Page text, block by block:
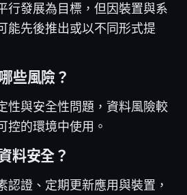
行發展為目標，但因裝置與系
能先後推出或以不同形式提
些風險？
性與安全性問題，資料風險較
控的環境中使用。
料安全？
認證、定期更新應用與裝置，